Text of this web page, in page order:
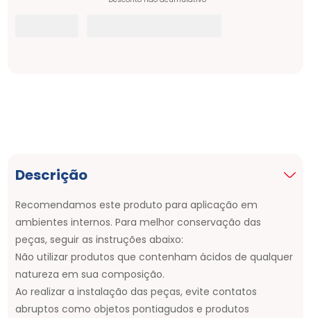
Descrição
Recomendamos este produto para aplicação em
ambientes internos. Para melhor conservação das
peças, seguir as instruções abaixo:
Não utilizar produtos que contenham ácidos de qualquer
natureza em sua composição.
Ao realizar a instalação das peças, evite contatos
abruptos como objetos pontiagudos e produtos